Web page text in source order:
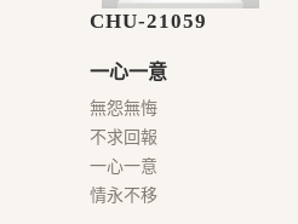
CHU-21059
一心一意
無怨無悔
不求回報
一心一意
情永不移